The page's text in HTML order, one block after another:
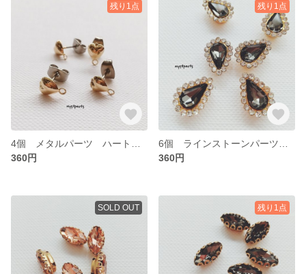
残り1点
360円
残り1点
360円
SOLD OUT 残り1点